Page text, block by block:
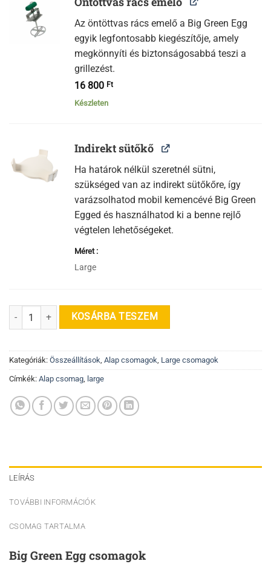
Az öntöttvas rács emelő a Big Green Egg
egyik legfontosabb kiegészítője, amely
megkönnyíti és biztonságosabbá teszi a
grillezést.
16 800 Ft
Készleten
Indirekt sütőkő
Ha határok nélkül szeretnél sütni,
szükséged van az indirekt sütőkőre, így
varázsolhatod mobil kemencévé Big Green
Egged és használhatod ki a benne rejlő
végtelen lehetőségeket.
Méret
Large
Large ALAP csomag mennyiség
KOSÁRBA TESZEM
Kategóriák: Összeállítások, Alap csomagok, Large csomagok
Címkék: Alap csomag, large
LEÍRÁS
TOVÁBBI INFORMÁCIÓK
CSOMAG TARTALMA
Big Green Egg csomagok